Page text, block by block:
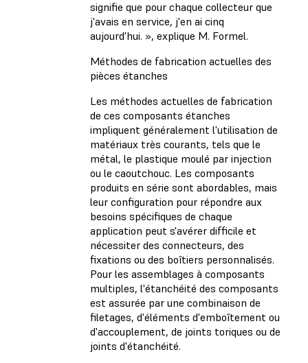
signifie que pour chaque collecteur que
j'avais en service, j'en ai cinq
aujourd'hui. », explique M. Formel.
Méthodes de fabrication actuelles des
pièces étanches
Les méthodes actuelles de fabrication
de ces composants étanches
impliquent généralement l'utilisation de
matériaux très courants, tels que le
métal, le plastique moulé par injection
ou le caoutchouc. Les composants
produits en série sont abordables, mais
leur configuration pour répondre aux
besoins spécifiques de chaque
application peut s'avérer difficile et
nécessiter des connecteurs, des
fixations ou des boîtiers personnalisés.
Pour les assemblages à composants
multiples, l'étanchéité des composants
est assurée par une combinaison de
filetages, d'éléments d'emboîtement ou
d'accouplement, de joints toriques ou de
joints d'étanchéité.